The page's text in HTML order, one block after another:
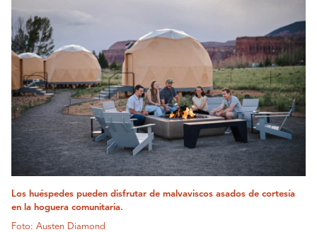
Los huéspedes pueden disfrutar de malvaviscos asados ​​de cortesía
en la hoguera comunitaria.
Foto: Austen Diamond